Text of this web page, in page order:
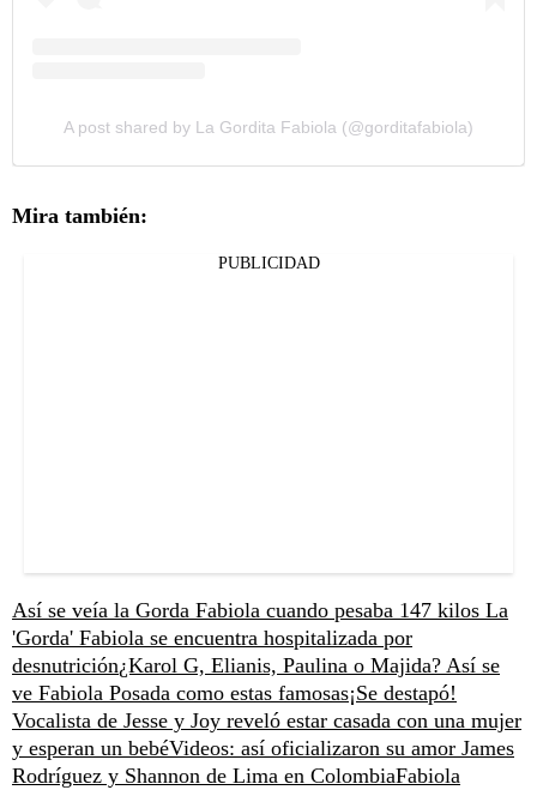
A post shared by La Gordita Fabiola (@gorditafabiola)
Mira también:
PUBLICIDAD
Así se veía la Gorda Fabiola cuando pesaba 147 kilos La
'Gorda' Fabiola se encuentra hospitalizada por
desnutrición¿Karol G, Elianis, Paulina o Majida? Así se
ve Fabiola Posada como estas famosas¡Se destapó!
Vocalista de Jesse y Joy reveló estar casada con una mujer
y esperan un bebéVideos: así oficializaron su amor James
Rodríguez y Shannon de Lima en ColombiaFabiola